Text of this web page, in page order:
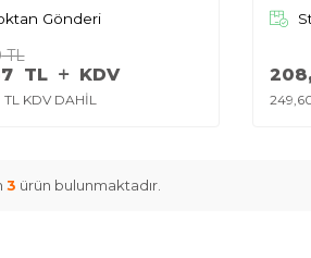
Gönderi
TL
TL KDV
KDV DAHİL
3 ürün bulunmaktadır.